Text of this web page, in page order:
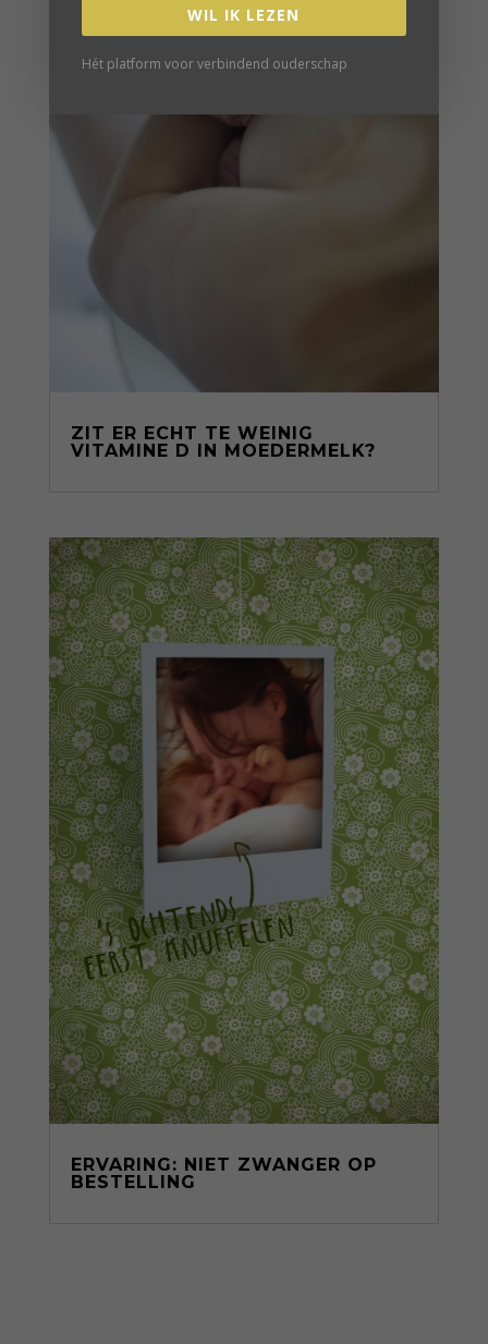
ZIT ER ECHT TE WEINIG
VITAMINE D IN MOEDERMELK?
ERVARING: NIET ZWANGER OP
BESTELLING
WIL IK LEZEN
Hét platform voor verbindend ouderschap